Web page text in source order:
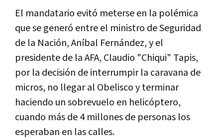
El mandatario evitó meterse en la polémica
que se generó entre el ministro de Seguridad
de la Nación, Aníbal Fernández, y el
presidente de la AFA, Claudio "Chiqui" Tapis,
por la decisión de interrumpir la caravana de
micros, no llegar al Obelisco y terminar
haciendo un sobrevuelo en helicóptero,
cuando más de 4 millones de personas los
esperaban en las calles.